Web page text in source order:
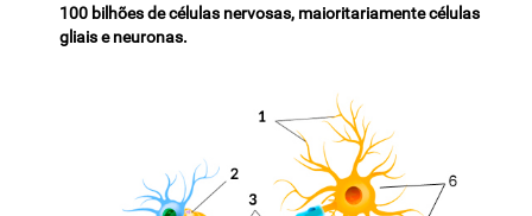
100 bilhões de células nervosas, maioritariamente células
gliais e neuronas.